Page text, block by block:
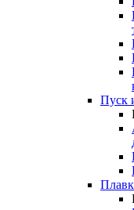
Пуск